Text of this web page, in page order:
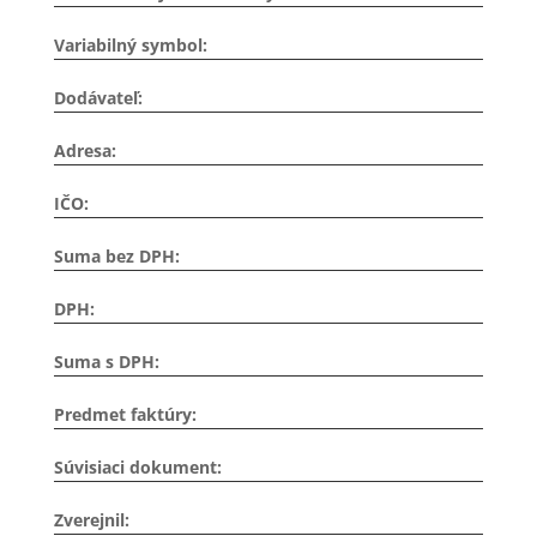
Variabilný symbol:
Dodávateľ:
Adresa:
IČO:
Suma bez DPH:
DPH:
Suma s DPH:
Predmet faktúry:
Súvisiaci dokument:
Zverejnil: